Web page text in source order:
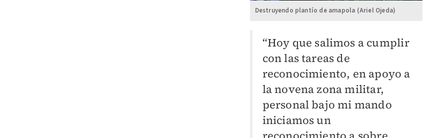
Destruyendo plantío de amapola (Ariel Ojeda)
“Hoy que salimos a cumplir
con las tareas de
reconocimiento, en apoyo a
la novena zona militar,
personal bajo mi mando
iniciamos un